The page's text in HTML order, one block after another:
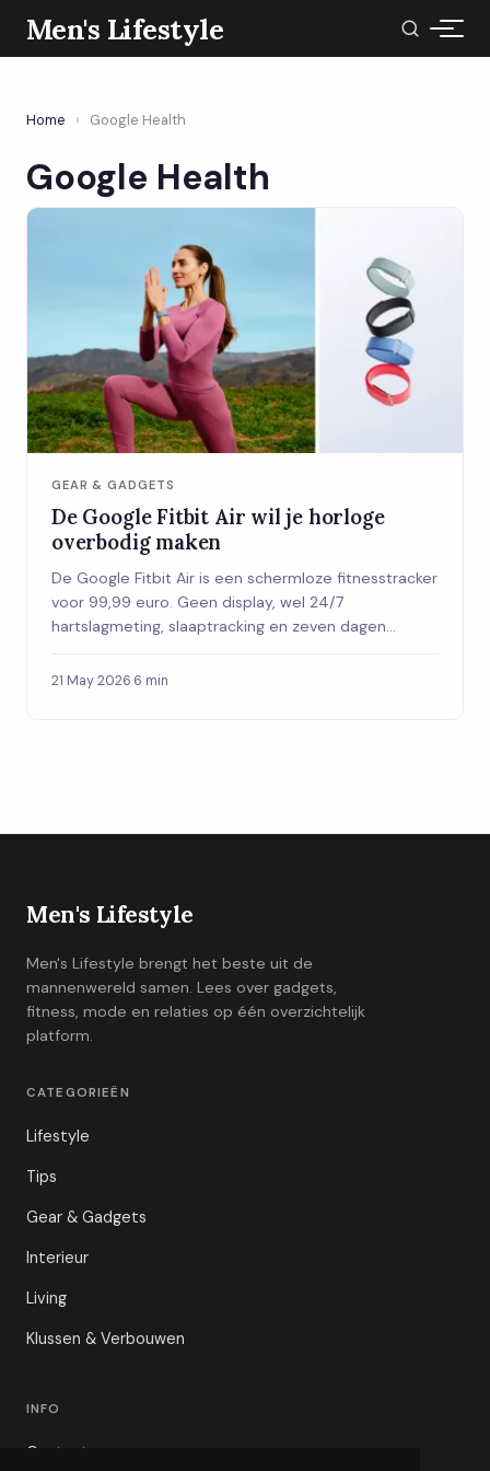
Men's Lifestyle
Home › Google Health
Google Health
GEAR & GADGETS
De Google Fitbit Air wil je horloge
overbodig maken
De Google Fitbit Air is een schermloze fitnesstracker
voor 99,99 euro. Geen display, wel 24/7
hartslagmeting, slaaptracking en zeven dagen
koopt?
21 May 2026·6 min
Men's Lifestyle
Men's Lifestyle brengt het beste uit de
mannenwereld samen. Lees over gadgets,
fitness, mode en relaties op één overzichtelijk
platform.
CATEGORIEËN
Lifestyle
Tips
Gear & Gadgets
Interieur
Living
Klussen & Verbouwen
INFO
Contact